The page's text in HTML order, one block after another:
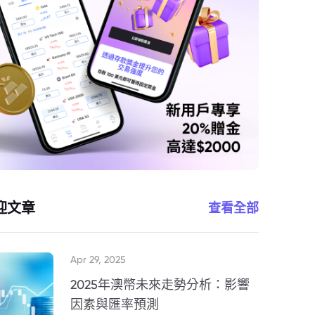
文章 查看全部
Apr 29, 2025
2025年澳幣未來走勢分析：影響
因素與匯率預測